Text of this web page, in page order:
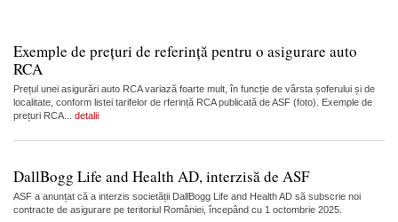
Exemple de prețuri de referință pentru o asigurare auto
RCA
Prețul unei asigurări auto RCA variază foarte mult, în funcție de vârsta șoferului și de
localitate, conform listei tarifelor de rferință RCA publicată de ASF (foto). Exemple de
prețuri RCA... detalii
DallBogg Life and Health AD, interzisă de ASF
ASF a anunțat că a interzis societății DallBogg Life and Health AD să subscrie noi
contracte de asigurare pe teritoriul României, începând cu 1 octombrie 2025.